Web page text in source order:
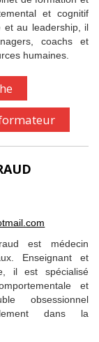
et cognitif
et au leadership, il
coachs et
humaines.
est médecin
Enseignant et
il est spécialisé
et
obsessionnel
dans la